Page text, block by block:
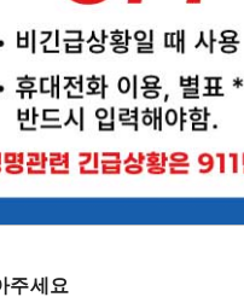
주세요